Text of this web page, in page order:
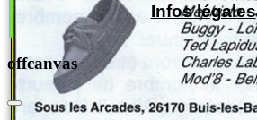
Infos légales
offcanvas